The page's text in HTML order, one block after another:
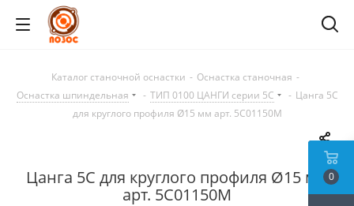
Каталог станочной оснастки - Оснастка станочная -
Оснастка шпиндельная
- ТИП 0100 ЦАНГИ серии 5C - Цанга 5С
для круглого профиля Ø15 мм арт. 5C01150M
Цанга 5С для круглого профиля Ø15 мм
арт. 5C01150M
0